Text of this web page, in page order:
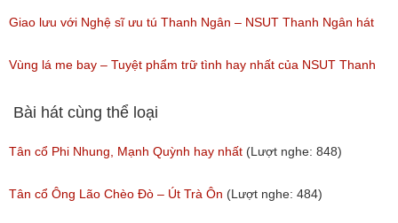
(Lượt nghe: 94)
(Lượt nghe: 217)
Ngân
(Lượt nghe: 149)
Giao lưu với Nghệ sĩ ưu tú Thanh Ngân – NSUT Thanh Ngân hát
Bolero
(Lượt nghe: 80)
Vùng lá me bay – Tuyệt phẩm trữ tình hay nhất của NSUT Thanh
Ngân,Thanh Hằng,Ngân Quỳnh
(Lượt nghe: 111)
Bài hát cùng thể loại
Tân cổ Phi Nhung, Mạnh Quỳnh hay nhất (Lượt nghe: 848)
Tân cổ Ông Lão Chèo Đò – Út Trà Ôn (Lượt nghe: 484)